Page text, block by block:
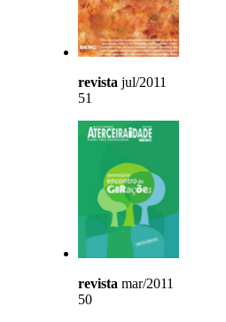
revista jul/2011
51
revista mar/2011
50